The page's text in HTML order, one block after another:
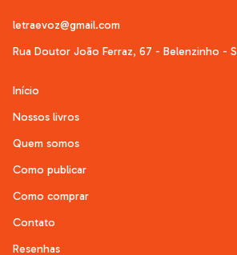
letraevoz@gmail.com
Rua Doutor João Ferraz, 67 - Belenzinho -
Início
Nossos livros
Quem somos
Como publicar
Como comprar
Contato
Resenhas